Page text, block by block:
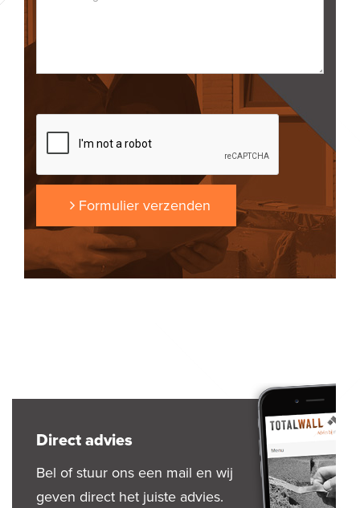
Formulier verzenden
Direct advies
Bel of stuur ons een mail en wij
geven direct het juiste advies.